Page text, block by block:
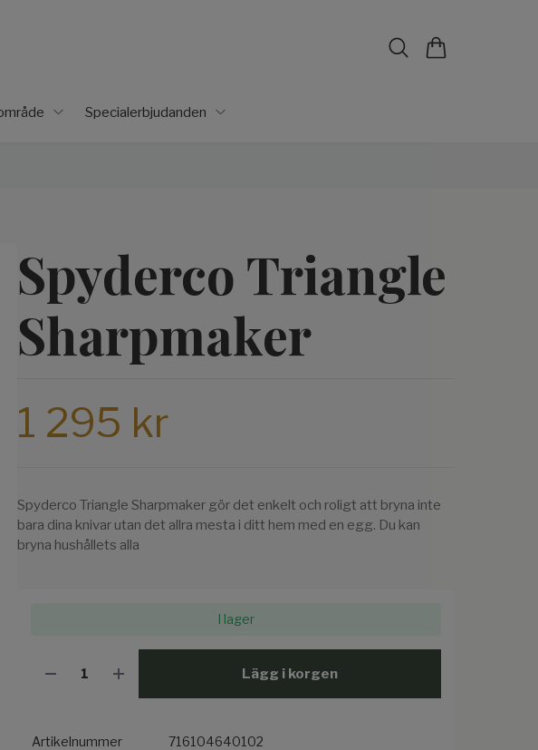
Specialerbjudanden
Spyderco Triangle
Sharpmaker
1 295 kr
Spyderco Triangle Sharpmaker gör det enkelt och roligt att bryna inte
bara dina knivar utan det allra mesta i ditt hem med en egg. Du kan
bryna hushållets alla
I lager
Lägg i korgen
Artikelnummer 716104640102